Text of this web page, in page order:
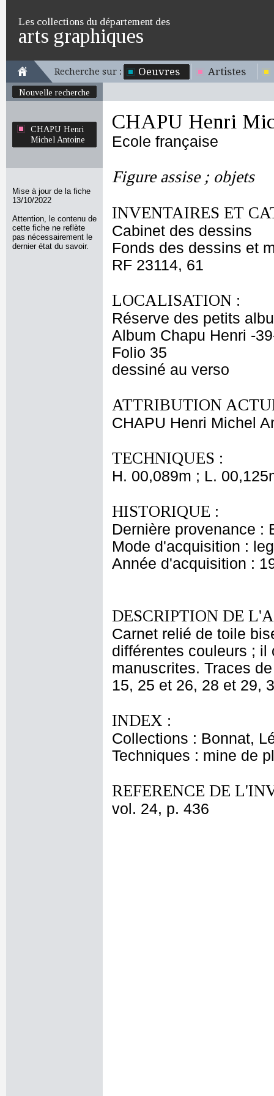
Les collections du département des
arts graphiques
Recherche sur : Oeuvres Artistes
Nouvelle recherche
CHAPU Henri
Michel Antoine
Mise à jour de la fiche
13/10/2022
Attention, le contenu de
cette fiche ne reflète
pas nécessairement le
dernier état du savoir.
CHAPU Henri
Ecole française
Figure assise ; objets
INVENTAIRES ET
Cabinet des dessins
Fonds des dessins et
RF 23114, 61
LOCALISATION :
Réserve des petits
Album Chapu Henri -
Folio 35
dessiné au verso
ATTRIBUTION
CHAPU Henri Michel
TECHNIQUES :
H. 00,089m ; L.
HISTORIQUE :
Dernière provenance :
Mode d'acquisition :
Année d'acquisition :
DESCRIPTION DE
Carnet relié de toile
différentes couleurs ; il
manuscrites. Traces
15, 25 et 26, 28 et 29,
INDEX :
Collections : Bonnat,
Techniques : mine de
REFERENCE DE
vol. 24, p. 436